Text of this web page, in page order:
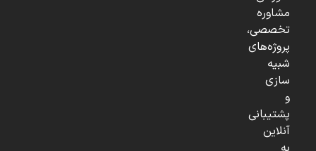
مشاوره
تخصصی،
پروژه‌های
شبیه
سازی
و
پشتیبانی
آنلاین